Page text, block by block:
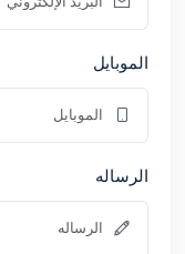
الموبايل
الرساله